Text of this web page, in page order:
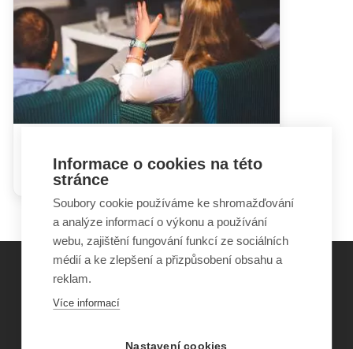
ublížit i prospět
©Obecně prospěšná společnost Sirius
Informace o cookies na této
stránce
Soubory cookie používáme ke shromažďování
a analýze informací o výkonu a používání
webu, zajištění fungování funkcí ze sociálních
médií a ke zlepšení a přizpůsobení obsahu a
reklam.
Více informací
Nastavení cookies